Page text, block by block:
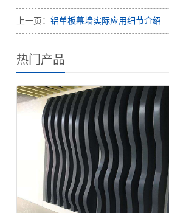
上一页： 铝单板幕墙实际应用细节介绍
热门产品